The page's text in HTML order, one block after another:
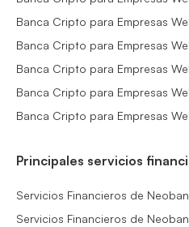
Banca Cripto para Empresas
Banca Cripto para Empresas
Banca Cripto para Empresas
Banca Cripto para Empresas
Banca Cripto para Empresas
Principales servicios
Servicios Financieros de
Servicios Financieros de